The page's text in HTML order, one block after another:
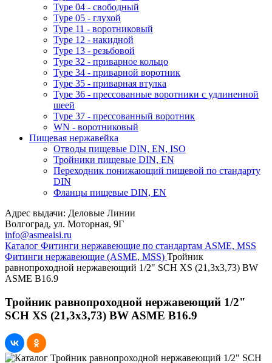
Type 04 - свободный
Type 05 - глухой
Type 11 - воротниковый
Type 12 - накидной
Type 13 - резьбовой
Type 32 - приварное кольцо
Type 34 - приварной воротник
Type 35 - приварная втулка
Type 36 - прессованные воротники с удлиненной
шеей
Type 37 - прессованный воротник
WN - воротниковый
Пищевая нержавейка
Отводы пищевые DIN, EN, ISO
Тройники пищевые DIN, EN
Переходник понижающий пищевой по стандарту
DIN
Фланцы пищевые DIN, EN
Адрес выдачи: Деловые Линии
Волгоград, ул. Моторная, 9Г
info@asmeaisi.ru
Каталог Фитинги нержавеющие по стандартам ASME, MSS
Фитинги нержавеющие (ASME, MSS) Тройник
равнопроходной нержавеющий 1/2" SCH XS (21,3х3,73) BW
ASME B16.9
Тройник равнопроходной нержавеющий 1/2"
SCH XS (21,3х3,73) BW ASME B16.9